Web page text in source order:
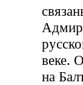
веке.
на